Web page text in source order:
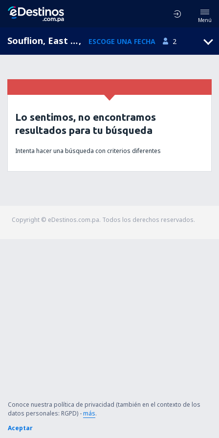
Menú
Souflion, East Macedonia and Thrace, Grecia, ESCOGE UNA FECHA 2
Lo sentimos, no encontramos
resultados para tu búsqueda
Intenta hacer una búsqueda con criterios diferentes
Copyright © eDestinos.com.pa. Todos los derechos reservados.
Conoce nuestra política de privacidad (también en el contexto de los
datos personales: RGPD) -más.
Aceptar